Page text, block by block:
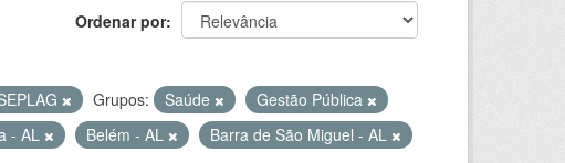
Ordenar por
Grupos: Saúde
Gestão Pública
- AL Belém - AL Barra de São Miguel - AL